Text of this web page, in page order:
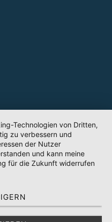
Technologien von Dritten,
zu verbessern und
der Nutzer
und kann meine
für die Zukunft widerrufen